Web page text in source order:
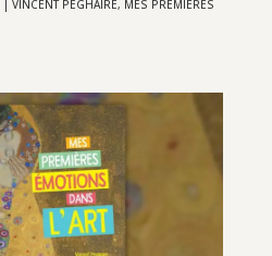
| VINCENT PÉGHAIRE, MES PREMIÈRES